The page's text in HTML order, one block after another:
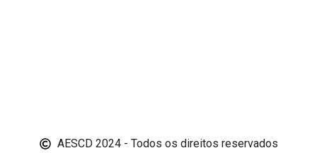
AESCD 2024 - Todos os direitos reservados